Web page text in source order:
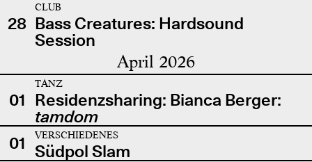
28
CLUB
Bass Creatures: Hardsound
Session
April 2026
01
TANZ
Residenzsharing: Bianca Berger:
tamdom
01
VERSCHIEDENES
Südpol Slam